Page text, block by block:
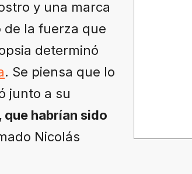
y una marca
la fuerza que
determinó
. Se piensa que lo
junto a su
habrían sido
Nicolás